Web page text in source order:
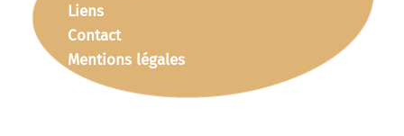
Liens
Contact
Mentions légales